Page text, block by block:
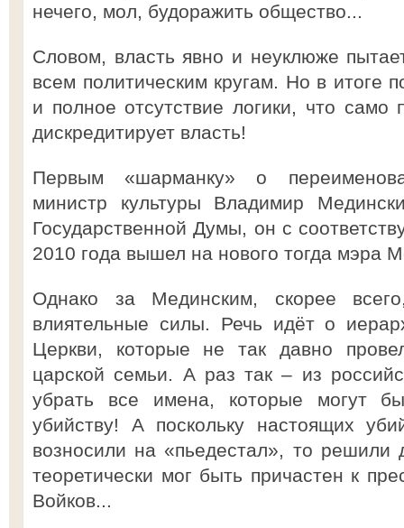
нечего, мол, будоражить общество...
Словом, власть явно и неуклюже
всем политическим кругам. Но в итоге
и полное отсутствие логики, что
дискредитирует власть!
Первым «шарманку» о
министр культуры Владимир
Государственной Думы, он с
2010 года вышел на нового тогда мэра
Однако за Мединским, скорее
влиятельные силы. Речь идёт о
Церкви, которые не так давно
царской семьи. А раз так – из
убрать все имена, которые могут
убийству! А поскольку настоящих
возносили на «пьедестал», то решили
теоретически мог быть причастен к
Войков...